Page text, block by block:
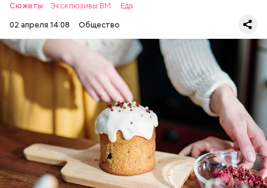
Сюжеты: Эксклюзивы ВМ
Еда
02 апреля 14:08
Общество
Первый необычный рецепт кулича несколько
отличается от классической рецептуры, так как
содержит нестандартную начинку:
ПРАЗДНИКИ РЕЦЕПТЫ ПАСХА